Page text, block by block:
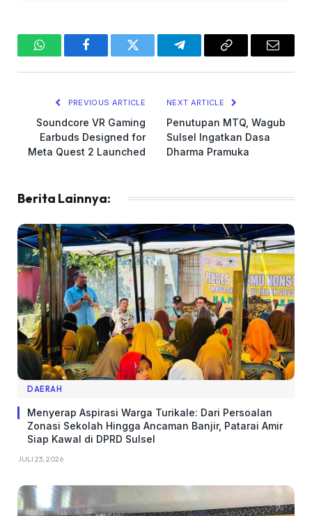
WhatsAppFacebookTwitter TelegramCopy
Email
PREVIOUS ARTICLE
Soundcore VR Gaming
Earbuds Designed for
Meta Quest 2 Launched
NEXT ARTICLE
Penutupan MTQ, Wagub
Sulsel Ingatkan Dasa
Dharma Pramuka
Berita Lainnya:
DAERAH
Menyerap Aspirasi Warga Turikale: Dari Persoalan
Zonasi Sekolah Hingga Ancaman Banjir, Patarai Amir
Siap Kawal di DPRD Sulsel
JULI 23, 2026